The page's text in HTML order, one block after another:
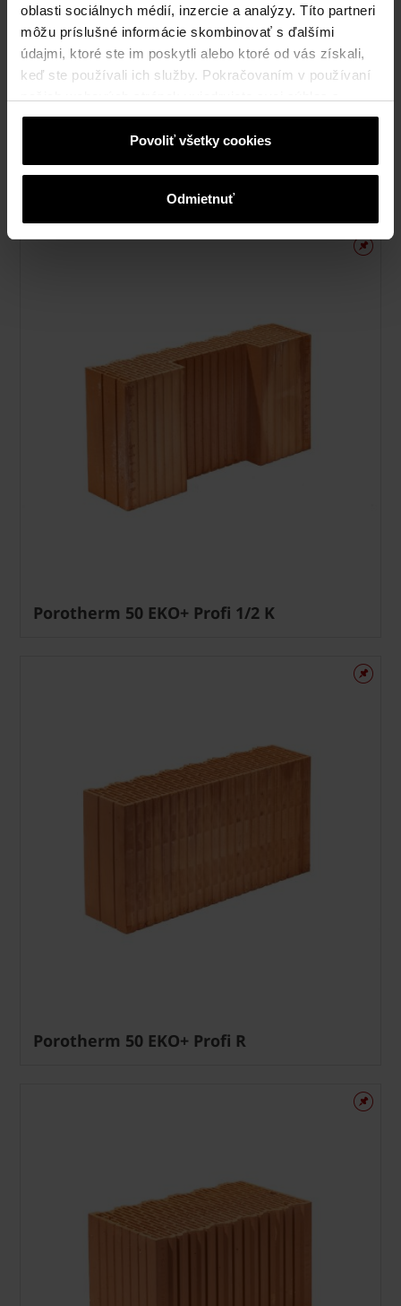
oblasti sociálnych médií, inzercie a analýzy. Títo partneri
môžu príslušné informácie skombinovať s ďalšími
údajmi, ktoré ste im poskytli alebo ktoré od vás získali,
keď ste používali ich služby. Pokračovaním v používaní
cookies na webovej stránke.
Povoliť všetky cookies
Odmietnuť
Porotherm 50 EKO+ Profi 1/2 K
Porotherm 50 EKO+ Profi R